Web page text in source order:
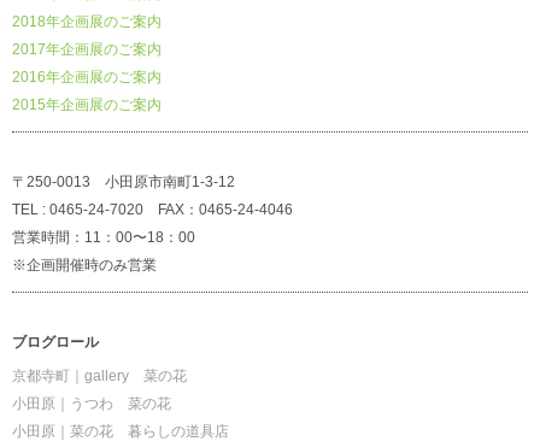
2018年企画展のご案内
2017年企画展のご案内
2016年企画展のご案内
2015年企画展のご案内
〒250-0013 小田原市南町1-3-12
TEL : 0465-24-7020 FAX：0465-24-4046
営業時間：11：00〜18：00
※企画開催時のみ営業
ブログロール
京都寺町｜gallery 菜の花
小田原｜うつわ 菜の花
小田原｜菜の花 暮らしの道具店